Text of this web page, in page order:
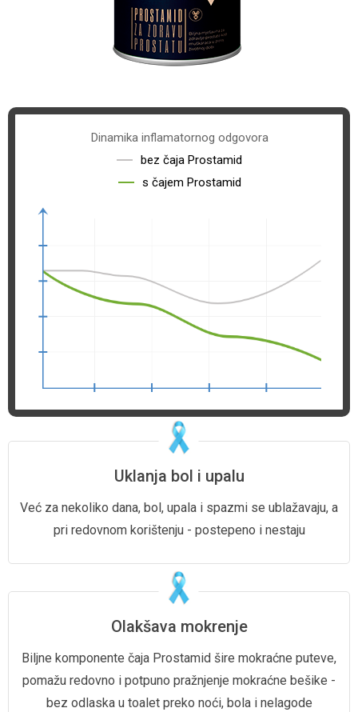
Dinamika inflamatornog odgovora
bez čaja Prostamid
s čajem Prostamid
Uklanja bol i upalu
Već za nekoliko dana, bol, upala i spazmi se ublažavaju, a
pri redovnom korištenju - postepeno i nestaju
Olakšava mokrenje
Biljne komponente čaja Prostamid šire mokraćne puteve,
pomažu redovno i potpuno pražnjenje mokraćne bešike -
bez odlaska u toalet preko noći, bola i nelagode